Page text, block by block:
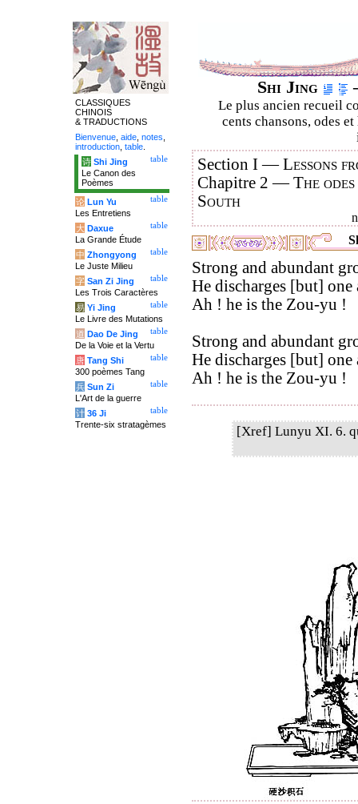
Shi Jing
Le plus ancien recueil
cents chansons, odes
Section I —Lessons
Chapitre 2 —The
South
Strong and abundant
He discharges [but]
Ah ! he is the Zou-yu !
Strong and abundant
He discharges [but]
Ah ! he is the Zou-yu !
[Xref] Lunyu XI. 6.
CLASSIQUES
CHINOIS
& TRADUCTIONS
Bienvenue aide notes
introduction table
table
诗 Shi Jing
Le Canon des
Poèmes
table
论 Lun Yu
Les Entretiens
table
大 Daxue
La Grande Étude
table
中 Zhongyong
Le Juste Milieu
table
字 San Zi Jing
Les Trois Caractères
table
易 Yi Jing
Le Livre des Mutations
table
道 Dao De Jing
De la Voie et la Vertu
table
唐 Tang Shi
300 poèmes Tang
table
兵 Sun Zi
L'Art de la guerre
table
计 36 Ji
Trente-six stratagèmes